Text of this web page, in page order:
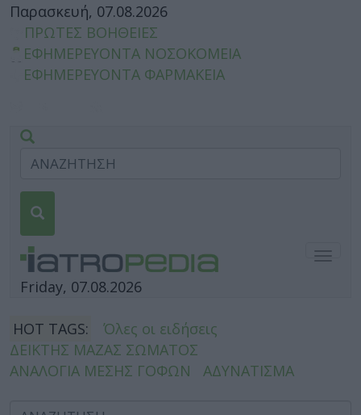
Παρασκευή, 07.08.2026
ΠΡΩΤΕΣ ΒΟΗΘΕΙΕΣ
ΕΦΗΜΕΡΕΥΟΝΤΑ ΝΟΣΟΚΟΜΕΙΑ
ΕΦΗΜΕΡΕΥΟΝΤΑ ΦΑΡΜΑΚΕΙΑ
Friday, 07.08.2026
HOT TAGS:
Όλες οι ειδήσεις
ΔΕΙΚΤΗΣ ΜΑΖΑΣ ΣΩΜΑΤΟΣ
ΑΝΑΛΟΓΙΑ ΜΕΣΗΣ ΓΟΦΩΝ
ΑΔΥΝΑΤΙΣΜΑ